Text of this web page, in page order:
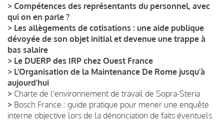
> Compétences des représentants du personnel, avec
qui on en parle ?
> Les allègements de cotisations : une aide publique
dévoyée de son objet initial et devenue une trappe à
bas salaire
> Le DUERP des IRP chez Ouest France
> L’Organisation de la Maintenance De Rome jusqu’à
aujourd’hui
> Charte de l'environnement de travail de Sopra-Steria
> Bosch France : guide pratique pour mener une enquête
interne objective lors de la dénonciation de faits éventuels